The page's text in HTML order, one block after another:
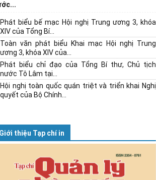
Phát biểu bế mạc Hội nghị Trung ương 3, khóa
XIV của Tổng Bí...
Toàn văn phát biểu Khai mạc Hội nghị Trung
ương 3, khóa XIV của...
Phát biểu chỉ đạo của Tổng Bí thư, Chủ tịch
nước Tô Lâm tại...
Hội nghị toàn quốc quán triệt và triển khai Nghị
quyết của Bộ Chính...
Giới thiệu Tạp chí in